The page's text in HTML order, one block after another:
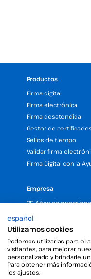
Productos
Firma digital
Firma electrónica
Firma desatendida
Gestor de
Sellos de tiempo
Validar firma
Firma Digital con la
Empresa
25 Años de
Programa de Partners
Nuestras Oficinas y
Solicita una demo
Viafirma RD
Viafirma Colombia
español
Utilizamos cookies
Podemos utilizarlas para el
visitantes, para mejorar
personalizado y brindarle
Para obtener más
los ajustes.